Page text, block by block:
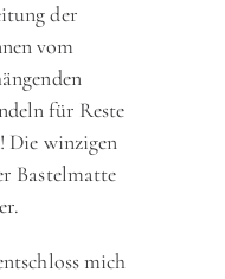
der
vom
für Reste
Die winzigen
Bastelmatte
mich